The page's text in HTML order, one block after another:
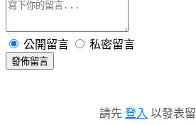
公開留言 私密留言
發佈留言
請先 登入 以發表留